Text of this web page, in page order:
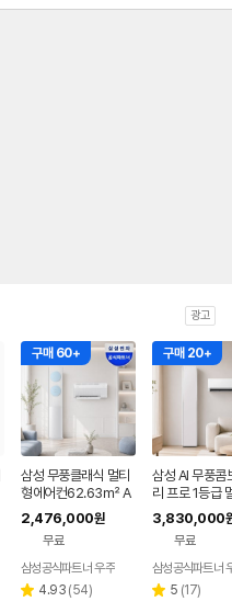
광고
구매 60+
삼성 무풍클래식 멀티
형에어컨62.63㎡ A
F70F19D11LRS 프
리미엄블루 기본설치
비포함
2,476,000원
무료
삼성공식파트너 우주
별 4.93 리
(54)
구매 20+
삼성 AI 무풍콤
리 프로 1등급
에어컨
8ERS 기본설
3,830,000
무료
삼성공식파트너
별 5 리
(17)